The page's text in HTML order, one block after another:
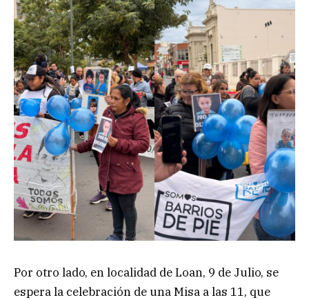
Por otro lado, en localidad de Loan, 9 de Julio, se
espera la celebración de una Misa a las 11, que